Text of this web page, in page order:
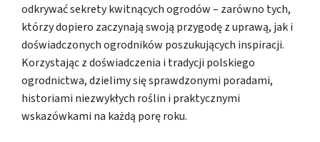
odkrywać sekrety kwitnących ogrodów – zarówno tych,
którzy dopiero zaczynają swoją przygodę z uprawą, jak i
doświadczonych ogrodników poszukujących inspiracji.
Korzystając z doświadczenia i tradycji polskiego
ogrodnictwa, dzielimy się sprawdzonymi poradami,
historiami niezwykłych roślin i praktycznymi
wskazówkami na każdą porę roku.